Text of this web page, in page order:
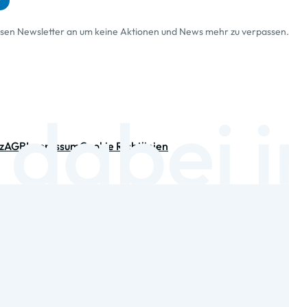
Newsletter an um keine Aktionen und News mehr zu verpassen.
AGBImpressumCookie Richtlinien